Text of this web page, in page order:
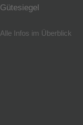
Gütesiegel
Alle Infos im Überblick